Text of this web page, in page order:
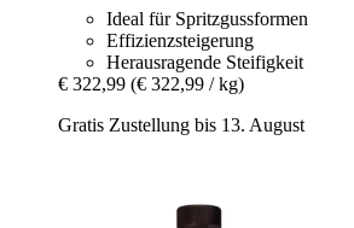
Ideal für Spritzgussformen
Effizienzsteigerung
Herausragende Steifigkeit
€ 322,99 (€ 322,99 / kg)
Gratis Zustellung bis 13. August